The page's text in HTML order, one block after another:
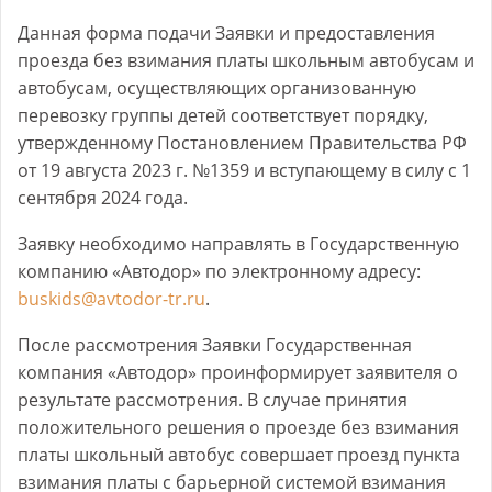
Данная форма подачи Заявки и предоставления
проезда без взимания платы школьным автобусам и
автобусам, осуществляющих организованную
перевозку группы детей соответствует порядку,
утвержденному Постановлением Правительства РФ
от 19 августа 2023 г. №1359 и вступающему в силу с 1
сентября 2024 года.
Заявку необходимо направлять в Государственную
компанию «Автодор» по электронному адресу:
buskids@avtodor-tr.ru.
После рассмотрения Заявки Государственная
компания «Автодор» проинформирует заявителя о
результате рассмотрения. В случае принятия
положительного решения о проезде без взимания
платы школьный автобус совершает проезд пункта
взимания платы с барьерной системой взимания